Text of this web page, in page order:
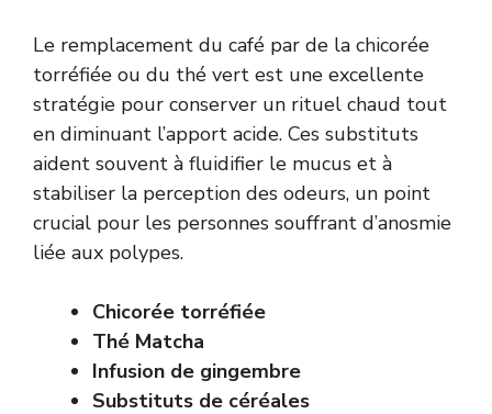
Le remplacement du café par de la chicorée
torréfiée ou du thé vert est une excellente
stratégie pour conserver un rituel chaud tout
en diminuant l’apport acide. Ces substituts
aident souvent à fluidifier le mucus et à
stabiliser la perception des odeurs, un point
crucial pour les personnes souffrant d’anosmie
liée aux polypes.
Chicorée torréfiée
Thé Matcha
Infusion de gingembre
Substituts de céréales